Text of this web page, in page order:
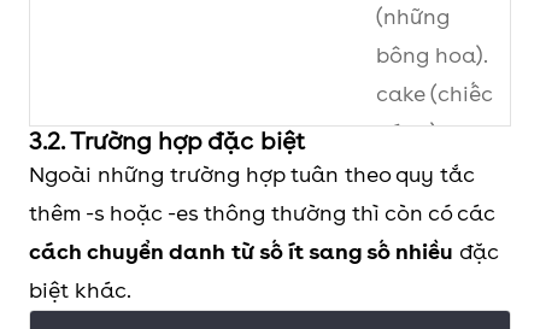
(những
bông hoa).
cake (chiếc
bánh) → 5
cakes (5
chiếc
bánh)
Thêm “es” vào cuối những
watch
3.2. Trường hợp đặc biệt
Ngoài những trường hợp tuân theo quy tắc
thêm -s hoặc -es thông thường thì còn có các
cách chuyển danh từ số ít sang số nhiều đặc
biệt khác.